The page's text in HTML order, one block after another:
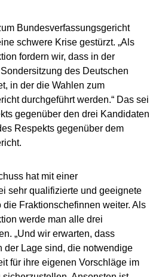
Bundesverfassungsgericht
schwere Krise gestürzt. „Als
fordern wir, dass in der
des Deutschen
in der die Wahlen zum
durchgeführt werden.“ Das sei
gegenüber den drei Kandidaten
Respekts gegenüber dem
hat mit einer
sehr qualifizierte und geeignete
die Fraktionschefinnen weiter. Als
werde man alle drei
„Und wir erwarten, dass
der Lage sind, die notwendige
für ihre eigenen Vorschläge im